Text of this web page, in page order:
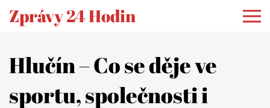
Zprávy 24 Hodin
Hlučín – Co se děje ve
sportu, společnosti i